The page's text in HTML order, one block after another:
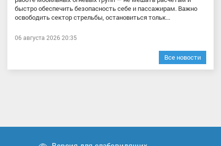
быстро обеспечить безопасность себе и пассажирам. Важно
освободить сектор стрельбы, остановиться тольк...
06 августа 2026 20:35
Все новости